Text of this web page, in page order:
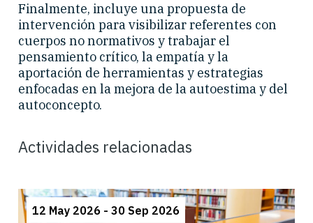
Finalmente, incluye una propuesta de
intervención para visibilizar referentes con
cuerpos no normativos y trabajar el
pensamiento crítico, la empatía y la
aportación de herramientas y estrategias
enfocadas en la mejora de la autoestima y del
autoconcepto.
Actividades relacionadas
12 May 2026 - 30 Sep 2026